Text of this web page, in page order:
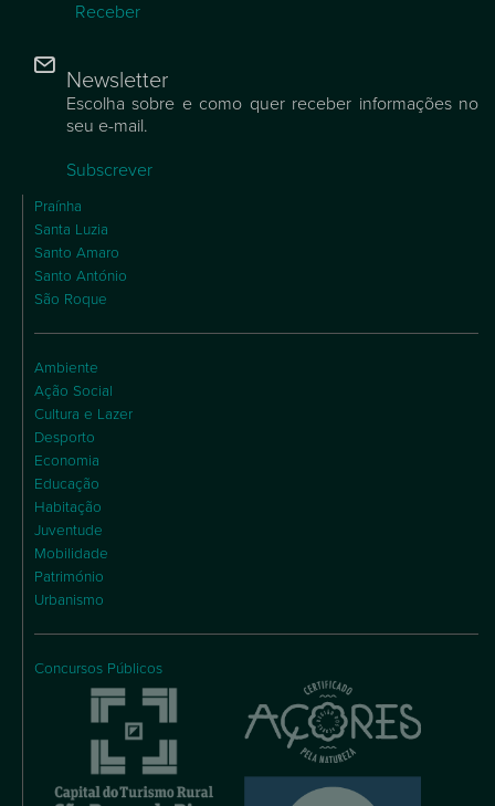
Receber
Newsletter
Escolha sobre e como quer receber informações no
seu e-mail.
Subscrever
Praínha
Santa Luzia
Santo Amaro
Santo António
São Roque
Ambiente
Ação Social
Cultura e Lazer
Desporto
Economia
Educação
Habitação
Juventude
Mobilidade
Património
Urbanismo
Concursos Públicos